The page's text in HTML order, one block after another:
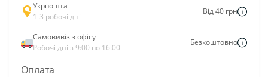
Укрпошта
1-3 робочі дні
Від 40 грн
Самовивіз з офісу
Робочі дні з 9:00 по 16:00
Безкоштовно
Оплата